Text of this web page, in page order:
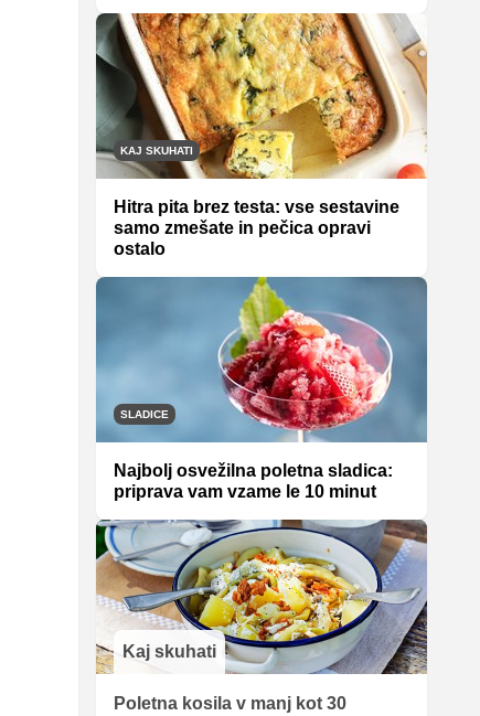
KAJ SKUHATI
Hitra pita brez testa: vse sestavine
samo zmešate in pečica opravi
ostalo
SLADICE
Najbolj osvežilna poletna sladica:
priprava vam vzame le 10 minut
Kaj skuhati
Poletna kosila v manj kot 30